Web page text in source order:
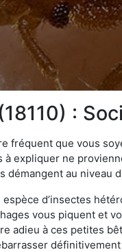
:
fréquent que vous
à expliquer ne
démangent au niveau
espèce d’insectes
vous piquent et
adieu à ces petites